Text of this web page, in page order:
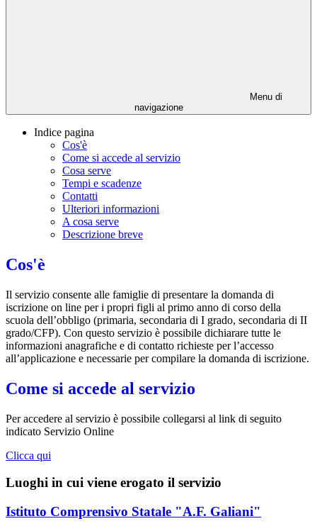
Menu di
navigazione
Indice pagina
Cos'è
Come si accede al servizio
Cosa serve
Tempi e scadenze
Contatti
Ulteriori informazioni
A cosa serve
Descrizione breve
Cos'è
Il servizio consente alle famiglie di presentare la domanda di
iscrizione on line per i propri figli al primo anno di corso della
scuola dell’obbligo (primaria, secondaria di I grado, secondaria di II
grado/CFP). Con questo servizio è possibile dichiarare tutte le
informazioni anagrafiche e di contatto richieste per l’accesso
all’applicazione e necessarie per compilare la domanda di iscrizione.
Come si accede al servizio
Per accedere al servizio è possibile collegarsi al link di seguito
indicato Servizio Online
Clicca qui
Luoghi in cui viene erogato il servizio
Istituto Comprensivo Statale "A.F. Galiani"